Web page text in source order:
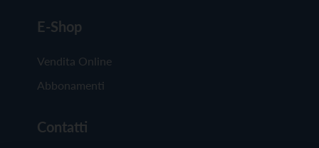
E-Shop
Vendita Online
Abbonamenti
Contatti